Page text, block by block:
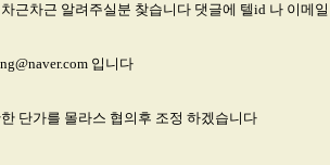
근차근 알려주실분 찾습니다 댓글에 텔id 나 이메
입니다
단가를 몰라스 협의후 조정 하겠습니다